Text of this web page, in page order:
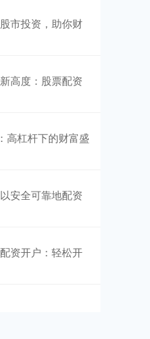
市投资，助你财
高度：股票配资
高杠杆下的财富盛
安全可靠地配资
资开户：轻松开